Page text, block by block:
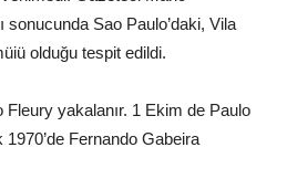
sonucunda Sao Paulo’daki, Vila
olduğu tespit edildi.
yakalanır. 1 Ekim de Paulo
Fernando Gabeira